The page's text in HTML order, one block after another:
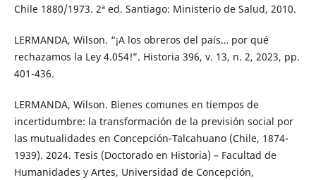
Chile 1880/1973. 2ª ed. Santiago: Ministerio de Salud, 2010.
LERMANDA, Wilson. “¡A los obreros del país… por qué
rechazamos la Ley 4.054!”. Historia 396, v. 13, n. 2, 2023, pp.
401-436.
LERMANDA, Wilson. Bienes comunes en tiempos de
incertidumbre: la transformación de la previsión social por
las mutualidades en Concepción-Talcahuano (Chile, 1874-
1939). 2024. Tesis (Doctorado en Historia) – Facultad de
Humanidades y Artes, Universidad de Concepción,